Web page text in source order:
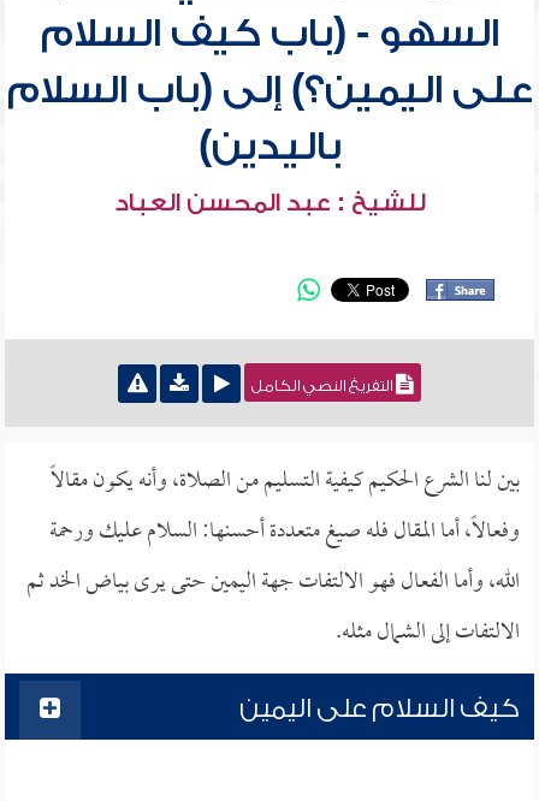
السهو - (باب كيف السلام
على اليمين؟) إلى (باب السلام
باليدين)
للشيخ : عبد المحسن العباد
التفريغ النصي الكامل
بين لنا الشرع الحكيم كيفية التسليم من الصلاة، وأنه يكون مقالاً
وفعالاً، أما المقال فله صيغ متعددة أحسنها: السلام عليك ورحمة
الله، وأما الفعال فهو الالتفات جهة اليمين حتى يرى بياض الخد ثم
الالتفات إلى الشمال مثله.
كيف السلام على اليمين